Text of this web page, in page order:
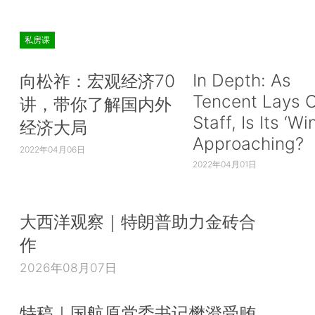
私房课
向松祚：宏观经济70
讲，带你了解国内外
经济大局
2022年04月06日
In Depth: As
Tencent Lays
Staff, Is Its
Approaching?
2022年04月01日
大西洋观察｜特朗普助力金砖合
作
2026年08月07日